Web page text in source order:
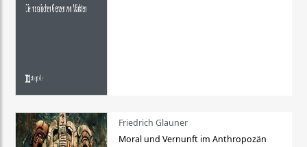
Friedrich Glauner
Moral und Vernunft im Anthropozän